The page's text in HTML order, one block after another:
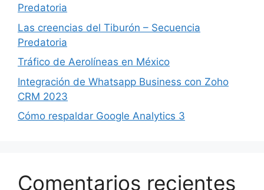
Predatoria
Las creencias del Tiburón – Secuencia
Predatoria
Tráfico de Aerolíneas en México
Integración de Whatsapp Business con Zoho
CRM 2023
Cómo respaldar Google Analytics 3
Comentarios recientes